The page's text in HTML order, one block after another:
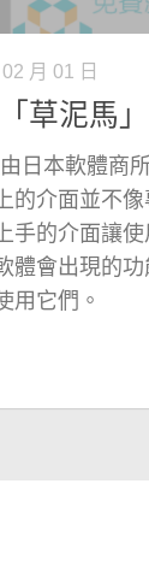
月 01 日
草泥馬
日本軟體商
的介面並不
手的介面讓
體會出現的
用它們。